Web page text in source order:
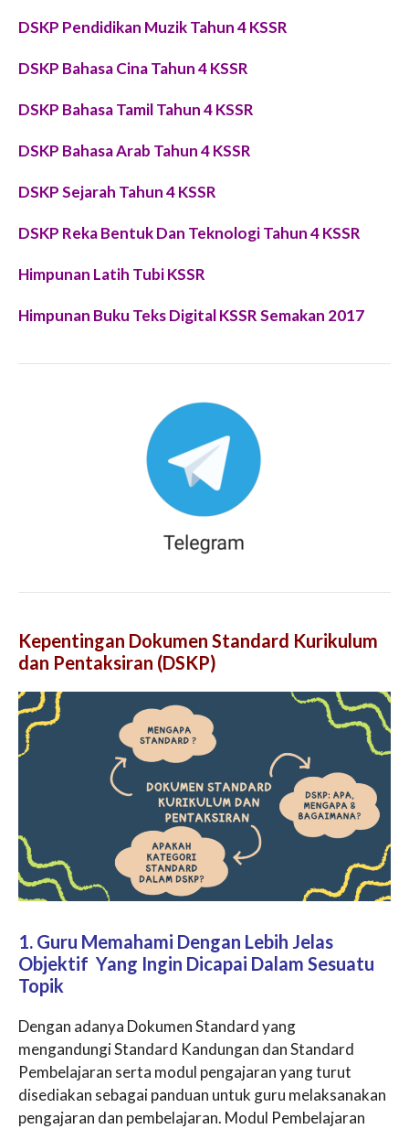
DSKP Pendidikan Muzik Tahun 4 KSSR
DSKP Bahasa Cina Tahun 4 KSSR
DSKP Bahasa Tamil Tahun 4 KSSR
DSKP Bahasa Arab Tahun 4 KSSR
DSKP Sejarah Tahun 4 KSSR
DSKP Reka Bentuk Dan Teknologi Tahun 4 KSSR
Himpunan Latih Tubi KSSR
Himpunan Buku Teks Digital KSSR Semakan 2017
Kepentingan Dokumen Standard Kurikulum
dan Pentaksiran (DSKP)
1. Guru Memahami Dengan Lebih Jelas
Objektif Yang Ingin Dicapai Dalam Sesuatu
Topik
Dengan adanya Dokumen Standard yang
mengandungi Standard Kandungan dan Standard
Pembelajaran serta modul pengajaran yang turut
disediakan sebagai panduan untuk guru melaksanakan
pengajaran dan pembelajaran. Modul Pembelajaran